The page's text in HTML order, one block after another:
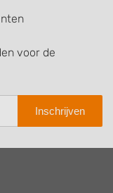
voor de
Inschrijven